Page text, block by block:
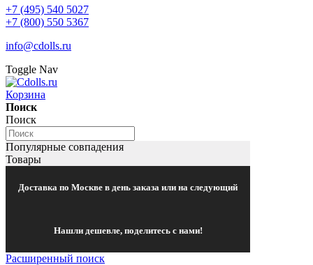
+7 (495) 540 5027
+7 (800) 550 5367
info@cdolls.ru
Toggle Nav
Корзина
Поиск
Поиск
Популярные совпадения
Товары
Доставка по Москве в день заказа или на следующий
Нашли дешевле, поделитесь с нами!
Расширенный поиск